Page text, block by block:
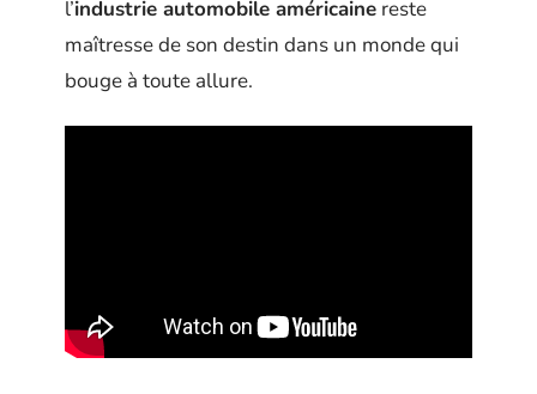
l’industrie automobile américaine reste
maîtresse de son destin dans un monde qui
bouge à toute allure.